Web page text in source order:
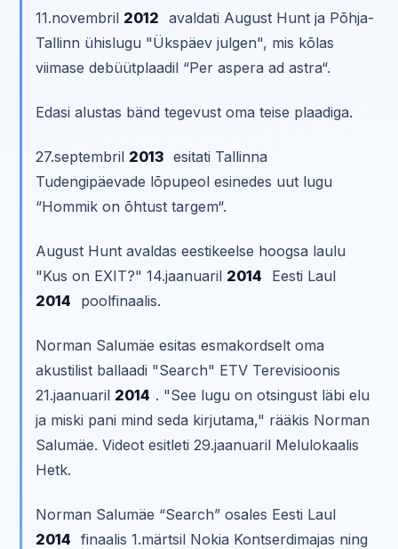
11.novembril 2012 avaldati August Hunt ja Põhja-
Tallinn ühislugu "Ükspäev julgen", mis kõlas
viimase debüütplaadil “Per aspera ad astra“.
Edasi alustas bänd tegevust oma teise plaadiga.
27.septembril 2013 esitati Tallinna
Tudengipäevade lõpupeol esinedes uut lugu
“Hommik on õhtust targem“.
August Hunt avaldas eestikeelse hoogsa laulu
"Kus on EXIT?" 14.jaanuaril 2014
Eesti Laul
2014
poolfinaalis.
Norman Salumäe esitas esmakordselt oma
akustilist ballaadi "Search" ETV Terevisioonis
21.jaanuaril 2014 . "See lugu on otsingust läbi elu
ja miski pani mind seda kirjutama," rääkis Norman
Salumäe. Videot esitleti 29.jaanuaril Melulokaalis
Hetk.
Norman Salumäe “Search” osales Eesti Laul
2014 finaalis 1.märtsil Nokia Kontserdimajas ning